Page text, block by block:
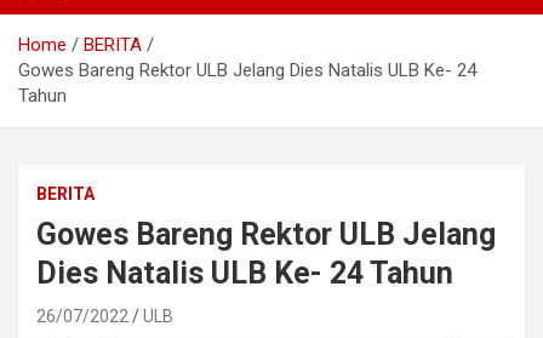
Home
BERITA
Gowes Bareng Rektor ULB Jelang Dies Natalis ULB Ke- 24
Tahun
BERITA
Gowes Bareng Rektor ULB Jelang
Dies Natalis ULB Ke- 24 Tahun
26/07/2022 ULB